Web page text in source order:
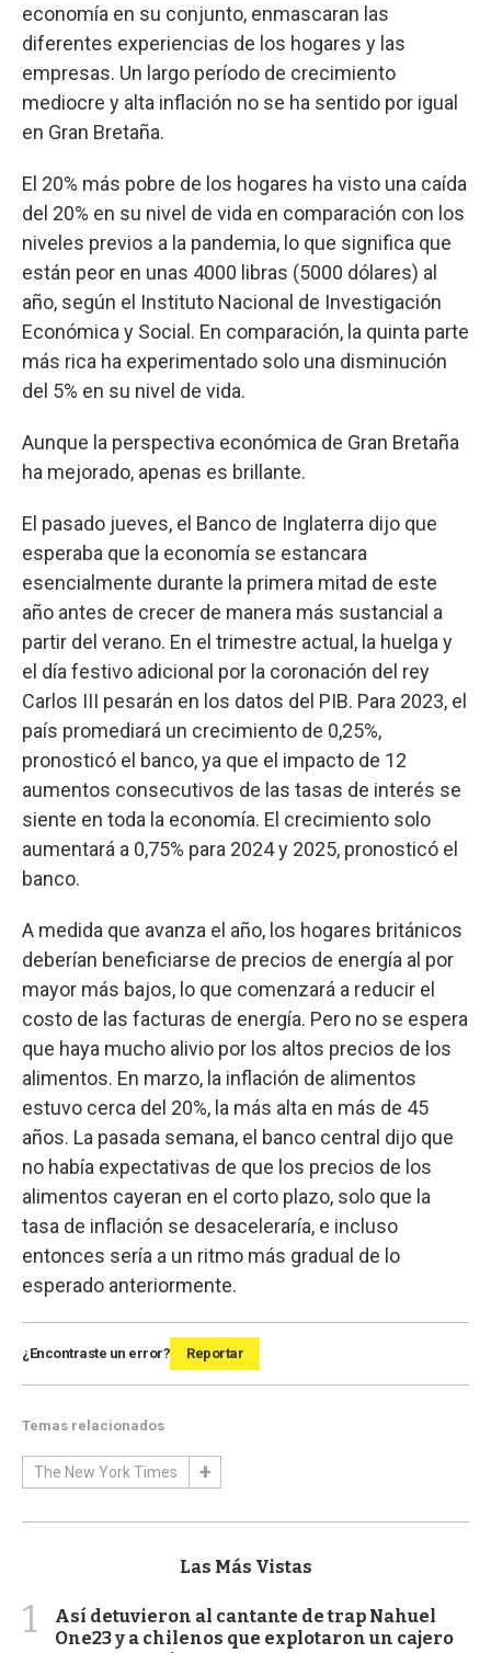
economía en su conjunto, enmascaran las
diferentes experiencias de los hogares y las
empresas. Un largo período de crecimiento
mediocre y alta inflación no se ha sentido por igual
en Gran Bretaña.
El 20% más pobre de los hogares ha visto una caída
del 20% en su nivel de vida en comparación con los
niveles previos a la pandemia, lo que significa que
están peor en unas 4000 libras (5000 dólares) al
año, según el Instituto Nacional de Investigación
Económica y Social. En comparación, la quinta parte
más rica ha experimentado solo una disminución
del 5% en su nivel de vida.
Aunque la perspectiva económica de Gran Bretaña
ha mejorado, apenas es brillante.
El pasado jueves, el Banco de Inglaterra dijo que
esperaba que la economía se estancara
esencialmente durante la primera mitad de este
año antes de crecer de manera más sustancial a
partir del verano. En el trimestre actual, la huelga y
el día festivo adicional por la coronación del rey
Carlos III pesarán en los datos del PIB. Para 2023, el
país promediará un crecimiento de 0,25%,
pronosticó el banco, ya que el impacto de 12
aumentos consecutivos de las tasas de interés se
siente en toda la economía. El crecimiento solo
aumentará a 0,75% para 2024 y 2025, pronosticó el
banco.
A medida que avanza el año, los hogares británicos
deberían beneficiarse de precios de energía al por
mayor más bajos, lo que comenzará a reducir el
costo de las facturas de energía. Pero no se espera
que haya mucho alivio por los altos precios de los
alimentos. En marzo, la inflación de alimentos
estuvo cerca del 20%, la más alta en más de 45
años. La pasada semana, el banco central dijo que
no había expectativas de que los precios de los
alimentos cayeran en el corto plazo, solo que la
tasa de inflación se desaceleraría, e incluso
entonces sería a un ritmo más gradual de lo
esperado anteriormente.
¿Encontraste un error? Reportar
Temas relacionados
The New York Times
Las Más Vistas
1
Así detuvieron al cantante de trap Nahuel
One23 y a chilenos que explotaron un cajero